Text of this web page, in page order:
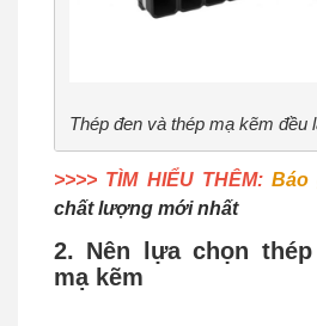
Thép đen và thép mạ kẽm
>>>> TÌM HIỂU THÊM: Báo
chất lượng mới nhất
2. Nên lựa chọn
mạ kẽm